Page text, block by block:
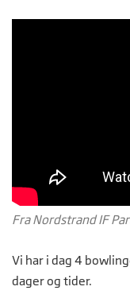
Fra Nordstrand IF
Vi har i dag 4
dager og tider.